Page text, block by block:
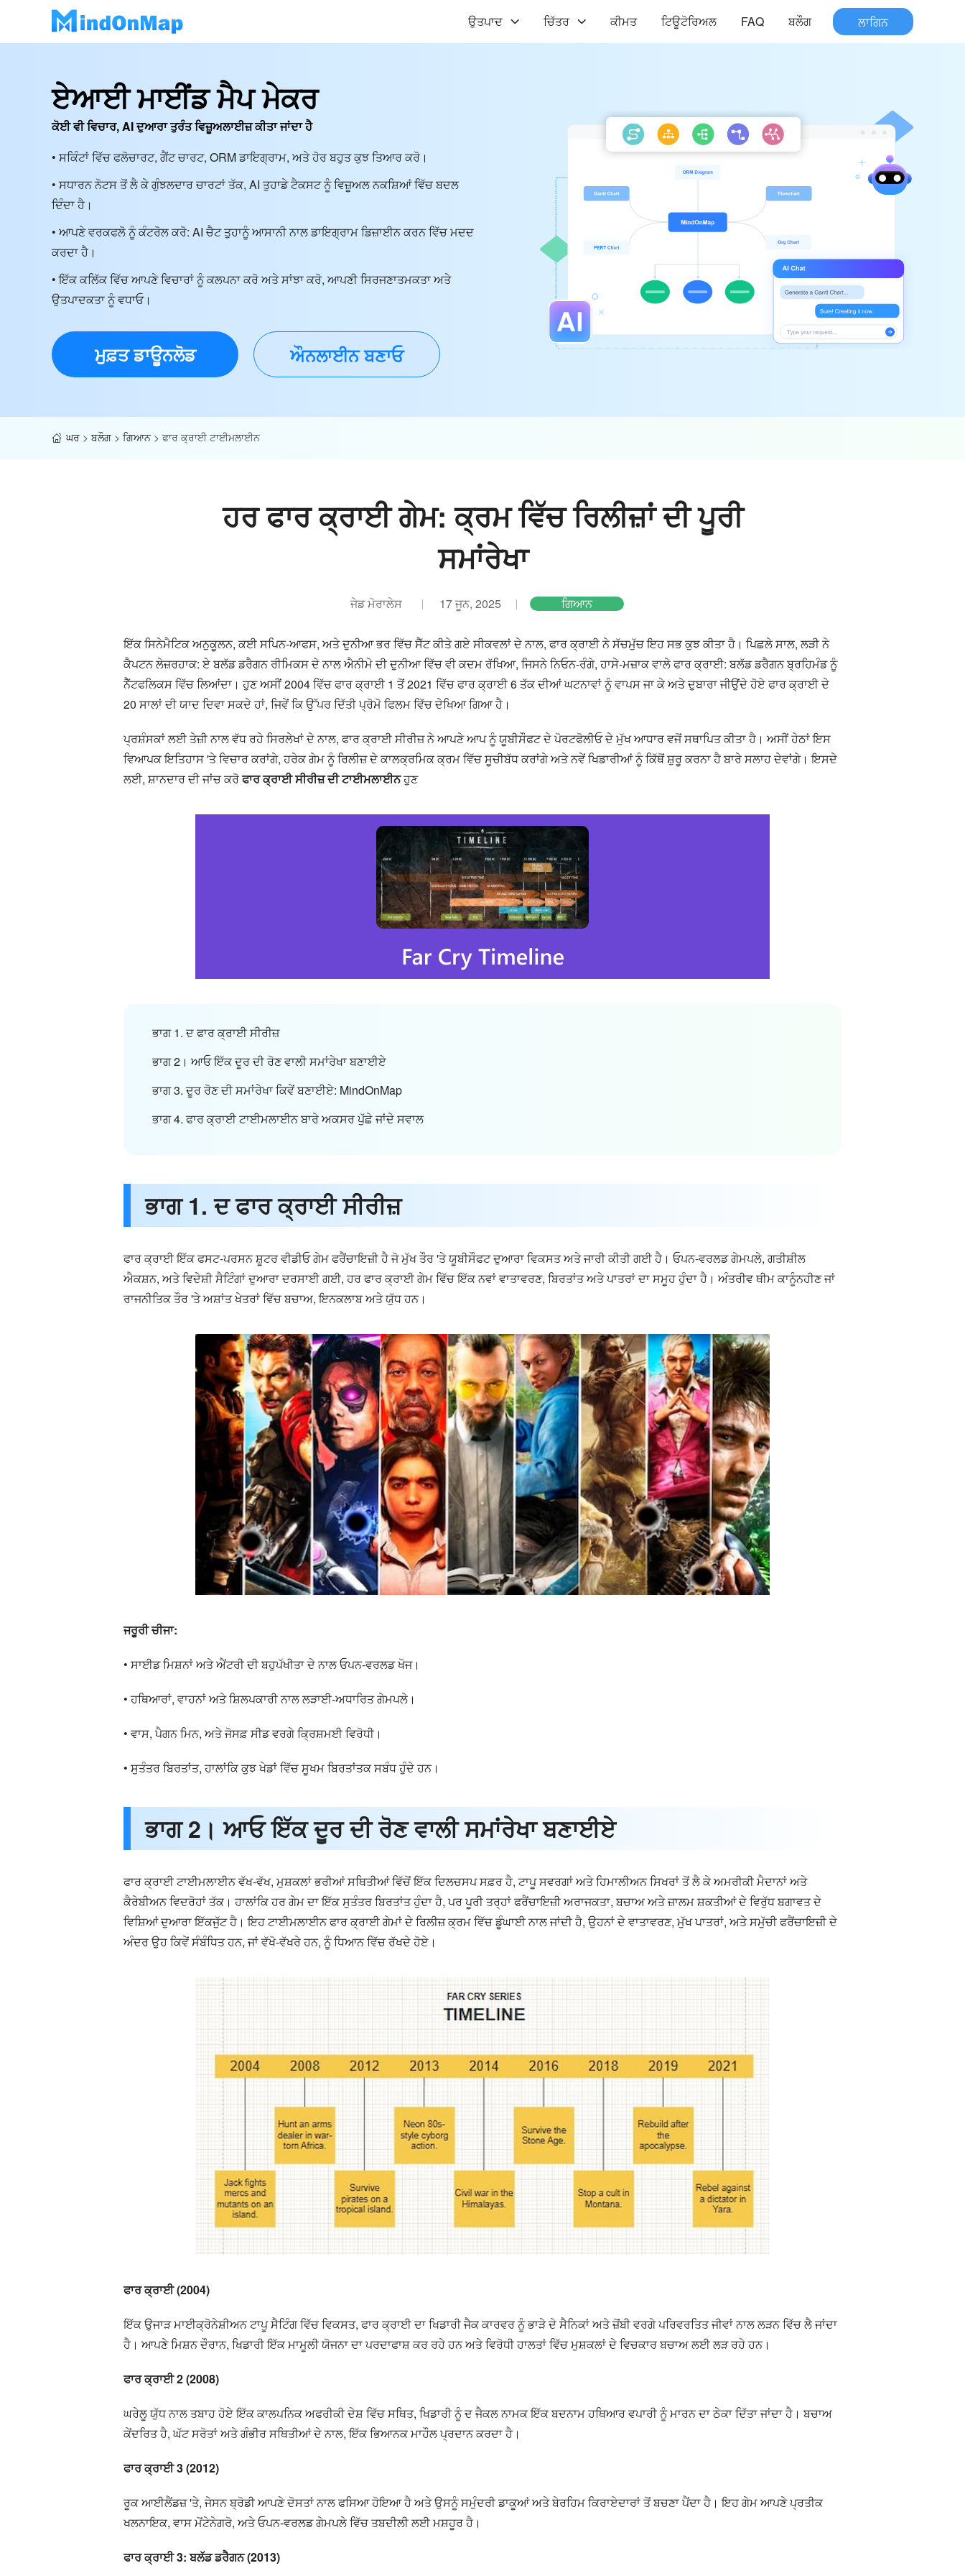
ਉਤਪਾਦ ਚਿੱਤਰ ਕੀਮਤ ਟਿਊਟੋਰਿਅਲ FAQ ਬਲੌਗ ਲਾਗਿਨ
ਏਆਈ ਮਾਈਂਡ ਮੈਪ ਮੇਕਰ
ਕੋਈ ਵੀ ਵਿਚਾਰ, AI ਦੁਆਰਾ ਤੁਰੰਤ ਵਿਜ਼ੂਅਲਾਈਜ਼ ਕੀਤਾ ਜਾਂਦਾ ਹੈ
• ਸਕਿੰਟਾਂ ਵਿੱਚ ਫਲੋਚਾਰਟ, ਗੈਂਟ ਚਾਰਟ, ORM ਡਾਇਗ੍ਰਾਮ, ਅਤੇ ਹੋਰ ਬਹੁਤ ਕੁਝ ਤਿਆਰ ਕਰੋ।
• ਸਧਾਰਨ ਨੋਟਸ ਤੋਂ ਲੈ ਕੇ ਗੁੰਝਲਦਾਰ ਚਾਰਟਾਂ ਤੱਕ, AI ਤੁਹਾਡੇ ਟੈਕਸਟ ਨੂੰ ਵਿਜ਼ੂਅਲ ਨਕਸ਼ਿਆਂ ਵਿੱਚ ਬਦਲ
ਦਿੰਦਾ ਹੈ।
• ਆਪਣੇ ਵਰਕਫਲੋ ਨੂੰ ਕੰਟਰੋਲ ਕਰੋ: AI ਚੈਟ ਤੁਹਾਨੂੰ ਆਸਾਨੀ ਨਾਲ ਡਾਇਗ੍ਰਾਮ ਡਿਜ਼ਾਈਨ ਕਰਨ ਵਿੱਚ ਮਦਦ
ਕਰਦਾ ਹੈ।
• ਇੱਕ ਕਲਿੱਕ ਵਿੱਚ ਆਪਣੇ ਵਿਚਾਰਾਂ ਨੂੰ ਕਲਪਨਾ ਕਰੋ ਅਤੇ ਸਾਂਝਾ ਕਰੋ, ਆਪਣੀ ਸਿਰਜਣਾਤਮਕਤਾ ਅਤੇ
ਉਤਪਾਦਕਤਾ ਨੂੰ ਵਧਾਓ।
ਮੁਫ਼ਤ ਡਾਊਨਲੋਡ ਔਨਲਾਈਨ ਬਣਾਓ
ਘਰ >ਬਲੌਗ > ਗਿਆਨ > ਫਾਰ ਕ੍ਰਾਈ ਟਾਈਮਲਾਈਨ
ਹਰ ਫਾਰ ਕ੍ਰਾਈ ਗੇਮ: ਕ੍ਰਮ ਵਿੱਚ ਰਿਲੀਜ਼ਾਂ ਦੀ ਪੂਰੀ
ਸਮਾਂਰੇਖਾ
ਜੇਡ ਮੋਰਾਲੇਸ 17 ਜੂਨ, 2025 ਗਿਆਨ
ਇੱਕ ਸਿਨੇਮੈਟਿਕ ਅਨੁਕੂਲਨ, ਕਈ ਸਪਿਨ-ਆਫਸ, ਅਤੇ ਦੁਨੀਆ ਭਰ ਵਿੱਚ ਸੈੱਟ ਕੀਤੇ ਗਏ ਸੀਕਵਲਾਂ ਦੇ ਨਾਲ, ਫਾਰ ਕ੍ਰਾਈ ਨੇ ਸੱਚਮੁੱਚ ਇਹ ਸਭ ਕੁਝ ਕੀਤਾ ਹੈ। ਪਿਛਲੇ ਸਾਲ, ਲੜੀ ਨੇ
ਕੈਪਟਨ ਲੇਜ਼ਰਹਾਕ: ਏ ਬਲੱਡ ਡਰੈਗਨ ਰੀਮਿਕਸ ਦੇ ਨਾਲ ਐਨੀਮੇ ਦੀ ਦੁਨੀਆ ਵਿੱਚ ਵੀ ਕਦਮ ਰੱਖਿਆ, ਜਿਸਨੇ ਨਿਓਨ-ਰੰਗੇ, ਹਾਸੇ-ਮਜ਼ਾਕ ਵਾਲੇ ਫਾਰ ਕ੍ਰਾਈ: ਬਲੱਡ ਡਰੈਗਨ ਬ੍ਰਹਿਮੰਡ ਨੂੰ
ਨੈੱਟਫਲਿਕਸ ਵਿੱਚ ਲਿਆਂਦਾ। ਹੁਣ ਅਸੀਂ 2004 ਵਿੱਚ ਫਾਰ ਕ੍ਰਾਈ 1 ਤੋਂ 2021 ਵਿੱਚ ਫਾਰ ਕ੍ਰਾਈ 6 ਤੱਕ ਦੀਆਂ ਘਟਨਾਵਾਂ ਨੂੰ ਵਾਪਸ ਜਾ ਕੇ ਅਤੇ ਦੁਬਾਰਾ ਜੀਉਂਦੇ ਹੋਏ ਫਾਰ ਕ੍ਰਾਈ ਦੇ
20 ਸਾਲਾਂ ਦੀ ਯਾਦ ਦਿਵਾ ਸਕਦੇ ਹਾਂ, ਜਿਵੇਂ ਕਿ ਉੱਪਰ ਦਿੱਤੀ ਪ੍ਰੋਮੋ ਫਿਲਮ ਵਿੱਚ ਦੇਖਿਆ ਗਿਆ ਹੈ।
ਪ੍ਰਸ਼ੰਸਕਾਂ ਲਈ ਤੇਜ਼ੀ ਨਾਲ ਵੱਧ ਰਹੇ ਸਿਰਲੇਖਾਂ ਦੇ ਨਾਲ, ਫਾਰ ਕ੍ਰਾਈ ਸੀਰੀਜ਼ ਨੇ ਆਪਣੇ ਆਪ ਨੂੰ ਯੂਬੀਸੌਫਟ ਦੇ ਪੋਰਟਫੋਲੀਓ ਦੇ ਮੁੱਖ ਆਧਾਰ ਵਜੋਂ ਸਥਾਪਿਤ ਕੀਤਾ ਹੈ। ਅਸੀਂ ਹੇਠਾਂ ਇਸ
ਵਿਆਪਕ ਇਤਿਹਾਸ 'ਤੇ ਵਿਚਾਰ ਕਰਾਂਗੇ, ਹਰੇਕ ਗੇਮ ਨੂੰ ਰਿਲੀਜ਼ ਦੇ ਕਾਲਕ੍ਰਮਿਕ ਕ੍ਰਮ ਵਿੱਚ ਸੂਚੀਬੱਧ ਕਰਾਂਗੇ ਅਤੇ ਨਵੇਂ ਖਿਡਾਰੀਆਂ ਨੂੰ ਕਿੱਥੋਂ ਸ਼ੁਰੂ ਕਰਨਾ ਹੈ ਬਾਰੇ ਸਲਾਹ ਦੇਵਾਂਗੇ। ਇਸਦੇ
ਲਈ, ਸ਼ਾਨਦਾਰ ਦੀ ਜਾਂਚ ਕਰੋਫਾਰ ਕ੍ਰਾਈ ਸੀਰੀਜ਼ ਦੀ ਟਾਈਮਲਾਈਨਹੁਣ
ਭਾਗ 1. ਦ ਫਾਰ ਕ੍ਰਾਈ ਸੀਰੀਜ਼
ਭਾਗ 2। ਆਓ ਇੱਕ ਦੂਰ ਦੀ ਰੋਣ ਵਾਲੀ ਸਮਾਂਰੇਖਾ ਬਣਾਈਏ
ਭਾਗ 3. ਦੂਰ ਰੋਣ ਦੀ ਸਮਾਂਰੇਖਾ ਕਿਵੇਂ ਬਣਾਈਏ: MindOnMap
ਭਾਗ 4. ਫਾਰ ਕ੍ਰਾਈ ਟਾਈਮਲਾਈਨ ਬਾਰੇ ਅਕਸਰ ਪੁੱਛੇ ਜਾਂਦੇ ਸਵਾਲ
ਭਾਗ 1. ਦ ਫਾਰ ਕ੍ਰਾਈ ਸੀਰੀਜ਼
ਫਾਰ ਕ੍ਰਾਈ ਇੱਕ ਫਸਟ-ਪਰਸਨ ਸ਼ੂਟਰ ਵੀਡੀਓ ਗੇਮ ਫਰੈਂਚਾਇਜ਼ੀ ਹੈ ਜੋ ਮੁੱਖ ਤੌਰ 'ਤੇ ਯੂਬੀਸੌਫਟ ਦੁਆਰਾ ਵਿਕਸਤ ਅਤੇ ਜਾਰੀ ਕੀਤੀ ਗਈ ਹੈ। ਓਪਨ-ਵਰਲਡ ਗੇਮਪਲੇ, ਗਤੀਸ਼ੀਲ
ਐਕਸ਼ਨ, ਅਤੇ ਵਿਦੇਸ਼ੀ ਸੈਟਿੰਗਾਂ ਦੁਆਰਾ ਦਰਸਾਈ ਗਈ, ਹਰ ਫਾਰ ਕ੍ਰਾਈ ਗੇਮ ਵਿੱਚ ਇੱਕ ਨਵਾਂ ਵਾਤਾਵਰਣ, ਬਿਰਤਾਂਤ ਅਤੇ ਪਾਤਰਾਂ ਦਾ ਸਮੂਹ ਹੁੰਦਾ ਹੈ। ਅੰਤਰੀਵ ਥੀਮ ਕਾਨੂੰਨਹੀਣ ਜਾਂ
ਰਾਜਨੀਤਿਕ ਤੌਰ 'ਤੇ ਅਸ਼ਾਂਤ ਖੇਤਰਾਂ ਵਿੱਚ ਬਚਾਅ, ਇਨਕਲਾਬ ਅਤੇ ਯੁੱਧ ਹਨ।
ਜਰੂਰੀ ਚੀਜਾ:
• ਸਾਈਡ ਮਿਸ਼ਨਾਂ ਅਤੇ ਐਂਟਰੀ ਦੀ ਬਹੁਪੱਖੀਤਾ ਦੇ ਨਾਲ ਓਪਨ-ਵਰਲਡ ਖੋਜ।
• ਹਥਿਆਰਾਂ, ਵਾਹਨਾਂ ਅਤੇ ਸ਼ਿਲਪਕਾਰੀ ਨਾਲ ਲੜਾਈ-ਅਧਾਰਿਤ ਗੇਮਪਲੇ।
• ਵਾਸ, ਪੈਗਨ ਮਿਨ, ਅਤੇ ਜੋਸਫ਼ ਸੀਡ ਵਰਗੇ ਕ੍ਰਿਸ਼ਮਈ ਵਿਰੋਧੀ।
• ਸੁਤੰਤਰ ਬਿਰਤਾਂਤ, ਹਾਲਾਂਕਿ ਕੁਝ ਖੇਡਾਂ ਵਿੱਚ ਸੂਖਮ ਬਿਰਤਾਂਤਕ ਸਬੰਧ ਹੁੰਦੇ ਹਨ।
ਭਾਗ 2। ਆਓ ਇੱਕ ਦੂਰ ਦੀ ਰੋਣ ਵਾਲੀ ਸਮਾਂਰੇਖਾ ਬਣਾਈਏ
ਫਾਰ ਕ੍ਰਾਈ ਟਾਈਮਲਾਈਨ ਵੱਖ-ਵੱਖ, ਮੁਸ਼ਕਲਾਂ ਭਰੀਆਂ ਸਥਿਤੀਆਂ ਵਿੱਚੋਂ ਇੱਕ ਦਿਲਚਸਪ ਸਫ਼ਰ ਹੈ, ਟਾਪੂ ਸਵਰਗਾਂ ਅਤੇ ਹਿਮਾਲੀਅਨ ਸਿਖਰਾਂ ਤੋਂ ਲੈ ਕੇ ਅਮਰੀਕੀ ਮੈਦਾਨਾਂ ਅਤੇ
ਕੈਰੇਬੀਅਨ ਵਿਦਰੋਹਾਂ ਤੱਕ। ਹਾਲਾਂਕਿ ਹਰ ਗੇਮ ਦਾ ਇੱਕ ਸੁਤੰਤਰ ਬਿਰਤਾਂਤ ਹੁੰਦਾ ਹੈ, ਪਰ ਪੂਰੀ ਤਰ੍ਹਾਂ ਫਰੈਂਚਾਇਜ਼ੀ ਅਰਾਜਕਤਾ, ਬਚਾਅ ਅਤੇ ਜ਼ਾਲਮ ਸ਼ਕਤੀਆਂ ਦੇ ਵਿਰੁੱਧ ਬਗਾਵਤ ਦੇ
ਵਿਸ਼ਿਆਂ ਦੁਆਰਾ ਇੱਕਜੁੱਟ ਹੈ। ਇਹ ਟਾਈਮਲਾਈਨ ਫਾਰ ਕ੍ਰਾਈ ਗੇਮਾਂ ਦੇ ਰਿਲੀਜ਼ ਕ੍ਰਮ ਵਿੱਚ ਡੂੰਘਾਈ ਨਾਲ ਜਾਂਦੀ ਹੈ, ਉਹਨਾਂ ਦੇ ਵਾਤਾਵਰਣ, ਮੁੱਖ ਪਾਤਰਾਂ, ਅਤੇ ਸਮੁੱਚੀ ਫਰੈਂਚਾਇਜ਼ੀ ਦੇ
ਅੰਦਰ ਉਹ ਕਿਵੇਂ ਸੰਬੰਧਿਤ ਹਨ, ਜਾਂ ਵੱਖੋ-ਵੱਖਰੇ ਹਨ, ਨੂੰ ਧਿਆਨ ਵਿੱਚ ਰੱਖਦੇ ਹੋਏ।
ਫਾਰ ਕ੍ਰਾਈ (2004)
ਇੱਕ ਉਜਾੜ ਮਾਈਕ੍ਰੋਨੇਸ਼ੀਅਨ ਟਾਪੂ ਸੈਟਿੰਗ ਵਿੱਚ ਵਿਕਸਤ, ਫਾਰ ਕ੍ਰਾਈ ਦਾ ਖਿਡਾਰੀ ਜੈਕ ਕਾਰਵਰ ਨੂੰ ਭਾੜੇ ਦੇ ਸੈਨਿਕਾਂ ਅਤੇ ਜ਼ੋਂਬੀ ਵਰਗੇ ਪਰਿਵਰਤਿਤ ਜੀਵਾਂ ਨਾਲ ਲੜਨ ਵਿੱਚ ਲੈ ਜਾਂਦਾ
ਹੈ। ਆਪਣੇ ਮਿਸ਼ਨ ਦੌਰਾਨ, ਖਿਡਾਰੀ ਇੱਕ ਮਾਮੂਲੀ ਯੋਜਨਾ ਦਾ ਪਰਦਾਫਾਸ਼ ਕਰ ਰਹੇ ਹਨ ਅਤੇ ਵਿਰੋਧੀ ਹਾਲਤਾਂ ਵਿੱਚ ਮੁਸ਼ਕਲਾਂ ਦੇ ਵਿਚਕਾਰ ਬਚਾਅ ਲਈ ਲੜ ਰਹੇ ਹਨ।
ਫਾਰ ਕ੍ਰਾਈ 2 (2008)
ਘਰੇਲੂ ਯੁੱਧ ਨਾਲ ਤਬਾਹ ਹੋਏ ਇੱਕ ਕਾਲਪਨਿਕ ਅਫਰੀਕੀ ਦੇਸ਼ ਵਿੱਚ ਸਥਿਤ, ਖਿਡਾਰੀ ਨੂੰ ਦ ਜੈਕਲ ਨਾਮਕ ਇੱਕ ਬਦਨਾਮ ਹਥਿਆਰ ਵਪਾਰੀ ਨੂੰ ਮਾਰਨ ਦਾ ਠੇਕਾ ਦਿੱਤਾ ਜਾਂਦਾ ਹੈ। ਬਚਾਅ
ਕੇਂਦਰਿਤ ਹੈ, ਘੱਟ ਸਰੋਤਾਂ ਅਤੇ ਗੰਭੀਰ ਸਥਿਤੀਆਂ ਦੇ ਨਾਲ, ਇੱਕ ਭਿਆਨਕ ਮਾਹੌਲ ਪ੍ਰਦਾਨ ਕਰਦਾ ਹੈ।
ਫਾਰ ਕ੍ਰਾਈ 3 (2012)
ਰੂਕ ਆਈਲੈਂਡਜ਼ 'ਤੇ, ਜੇਸਨ ਬ੍ਰੋਡੀ ਆਪਣੇ ਦੋਸਤਾਂ ਨਾਲ ਫਸਿਆ ਹੋਇਆ ਹੈ ਅਤੇ ਉਸਨੂੰ ਸਮੁੰਦਰੀ ਡਾਕੂਆਂ ਅਤੇ ਬੇਰਹਿਮ ਕਿਰਾਏਦਾਰਾਂ ਤੋਂ ਬਚਣਾ ਪੈਂਦਾ ਹੈ। ਇਹ ਗੇਮ ਆਪਣੇ ਪ੍ਰਤੀਕ
ਖਲਨਾਇਕ, ਵਾਸ ਮੋਂਟੇਨੇਗਰੋ, ਅਤੇ ਓਪਨ-ਵਰਲਡ ਗੇਮਪਲੇ ਵਿੱਚ ਤਬਦੀਲੀ ਲਈ ਮਸ਼ਹੂਰ ਹੈ।
ਫਾਰ ਕ੍ਰਾਈ 3: ਬਲੱਡ ਡਰੈਗਨ (2013)